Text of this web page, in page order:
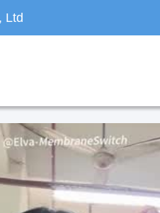
Ltd